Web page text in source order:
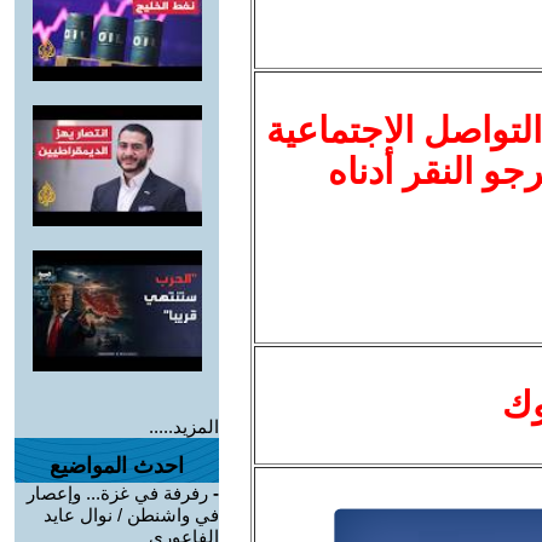
الاجتماعية
النقر أدناه
المزيد.....
احدث المواضيع
- رفرفة في غزة... وإعصار
في واشنطن / نوال عايد
الفاعوري